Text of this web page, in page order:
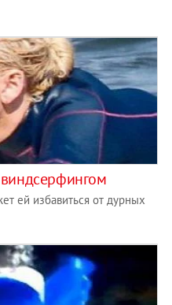
ей избавиться от дурных